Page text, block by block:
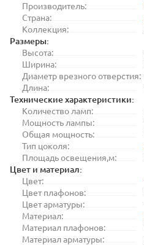
Производитель:
Страна:
Коллекция:
Размеры:
Высота:
Ширина:
Диаметр врезного отверстия:
Длина:
Технические характеристики:
Количество ламп:
Мощность лампы:
Общая мощность:
Тип цоколя:
Площадь освещения,м:
Цвет и материал:
Цвет:
Цвет плафонов:
Цвет арматуры:
Материал:
Материал плафонов:
Материал арматуры: